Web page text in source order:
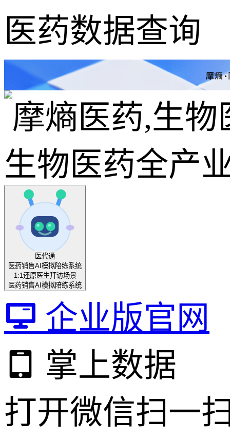
医药数据查询
生物医药全产
医代通
医药销售AI模拟陪练系统
1:1还原医生拜访场景
医药销售AI模拟陪练系统
企业版官网
掌上数据
打开微信扫一